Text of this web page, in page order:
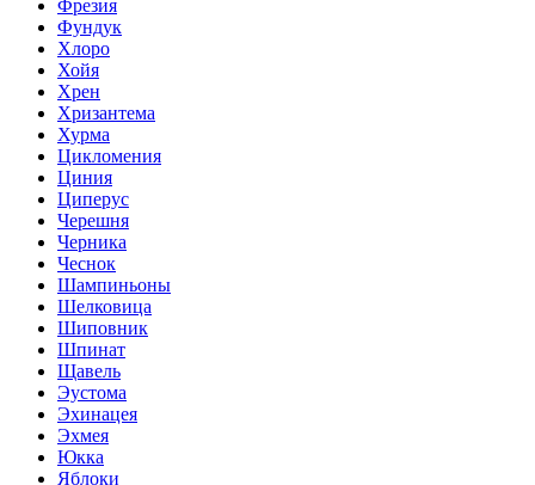
Фрезия
Фундук
Хлоро
Хойя
Хрен
Хризантема
Хурма
Цикломения
Циния
Циперус
Черешня
Черника
Чеснок
Шампиньоны
Шелковица
Шиповник
Шпинат
Щавель
Эустома
Эхинацея
Эхмея
Юкка
Яблоки